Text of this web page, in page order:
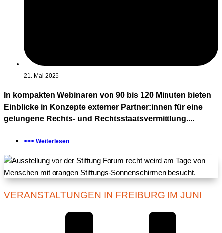
21. Mai 2026
In kompakten Webinaren von 90 bis 120 Minuten bieten
Einblicke in Konzepte externer Partner:innen für eine
gelungene Rechts- und Rechtsstaatsvermittlung....
>>> Weiterlesen
VERANSTALTUNGEN IN FREIBURG IM JUNI